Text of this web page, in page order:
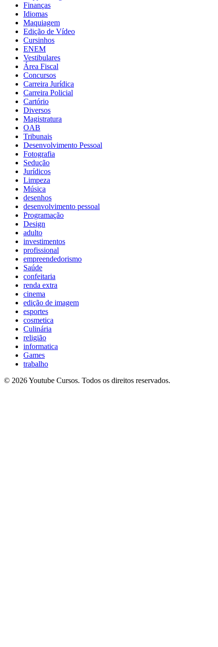
Finanças
Idiomas
Maquiagem
Edição de Vídeo
Cursinhos
ENEM
Vestibulares
Área Fiscal
Concursos
Carreira Jurídica
Carreira Policial
Cartório
Diversos
Magistratura
OAB
Tribunais
Desenvolvimento Pessoal
Fotografia
Sedução
Jurídicos
Limpeza
Música
desenhos
desenvolvimento pessoal
Programação
Design
adulto
investimentos
profissional
empreendedorismo
Saúde
confeitaria
renda extra
cinema
edição de imagem
esportes
cosmetica
Culinária
religião
informatica
Games
trabalho
© 2026 Youtube Cursos. Todos os direitos reservados.